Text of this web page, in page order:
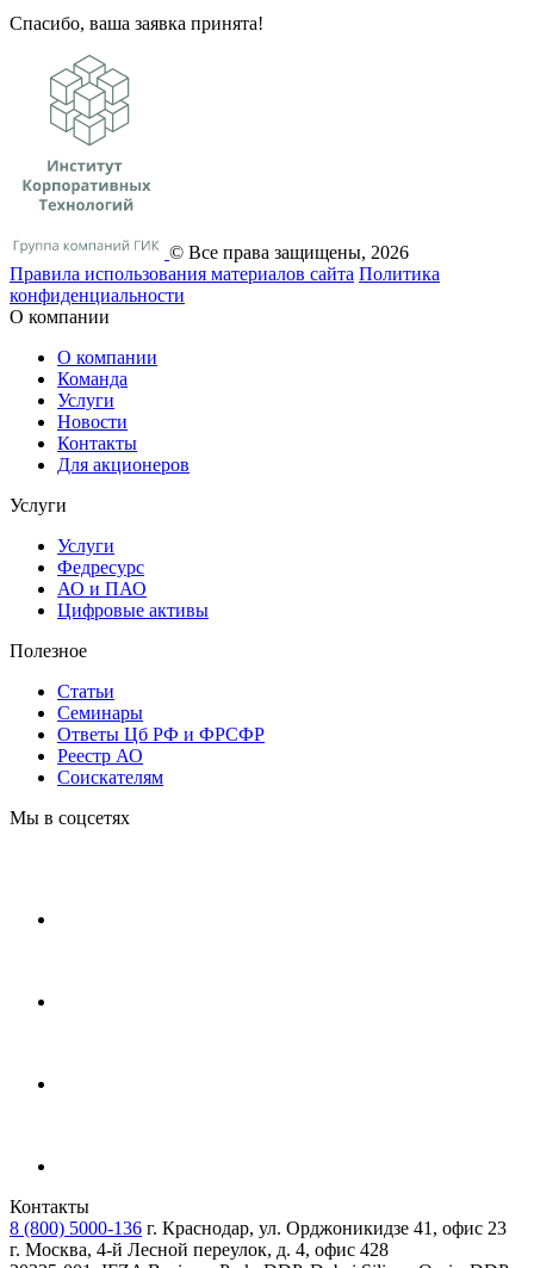
Спасибо, ваша заявка принята!
© Все права защищены, 2026
Правила использования материалов сайта Политика
конфиденциальности
О компании
О компании
Команда
Услуги
Новости
Контакты
Для акционеров
Услуги
Услуги
Федресурс
АО и ПАО
Цифровые активы
Полезное
Статьи
Cеминары
Ответы Цб РФ и ФРСФР
Реестр АО
Соискателям
Мы в соцсетях
Контакты
8 (800) 5000-136 г. Краснодар, ул. Орджоникидзе 41, офис 23
г. Москва, 4-й Лесной переулок, д. 4, офис 428